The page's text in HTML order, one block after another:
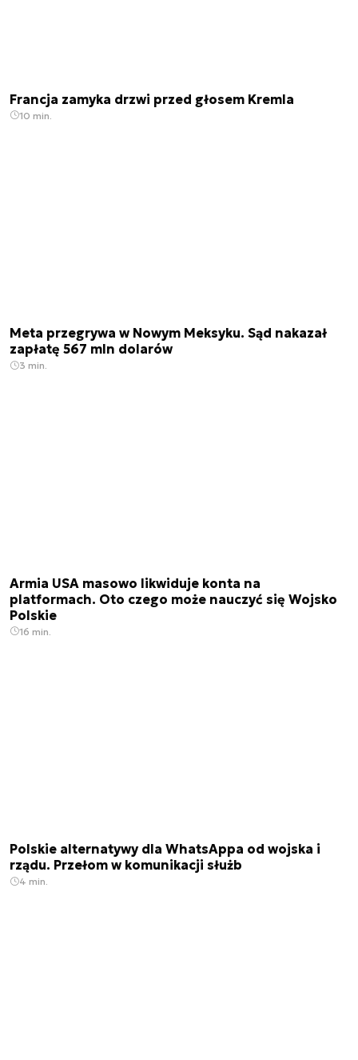
Francja zamyka drzwi przed głosem Kremla
10 min.
Meta przegrywa w Nowym Meksyku. Sąd nakazał
zapłatę 567 mln dolarów
3 min.
Armia USA masowo likwiduje konta na
platformach. Oto czego może nauczyć się Wojsko
Polskie
16 min.
Polskie alternatywy dla WhatsAppa od wojska i
rządu. Przełom w komunikacji służb
4 min.